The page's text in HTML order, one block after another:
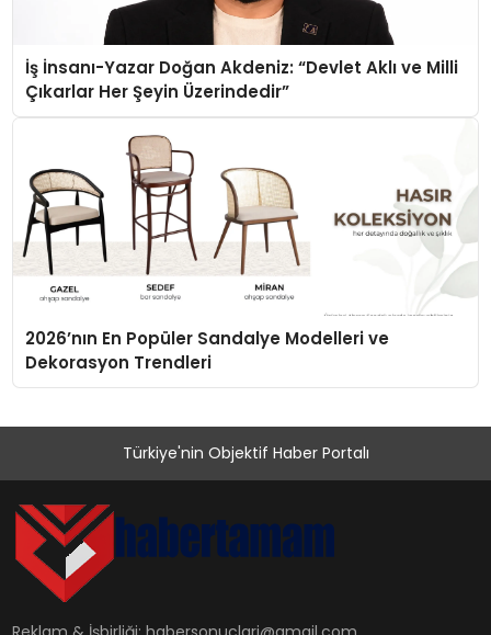
İş İnsanı-Yazar Doğan Akdeniz: “Devlet Aklı ve Milli
Çıkarlar Her Şeyin Üzerindedir”
2026’nın En Popüler Sandalye Modelleri ve
Dekorasyon Trendleri
Türkiye'nin Objektif Haber Portalı